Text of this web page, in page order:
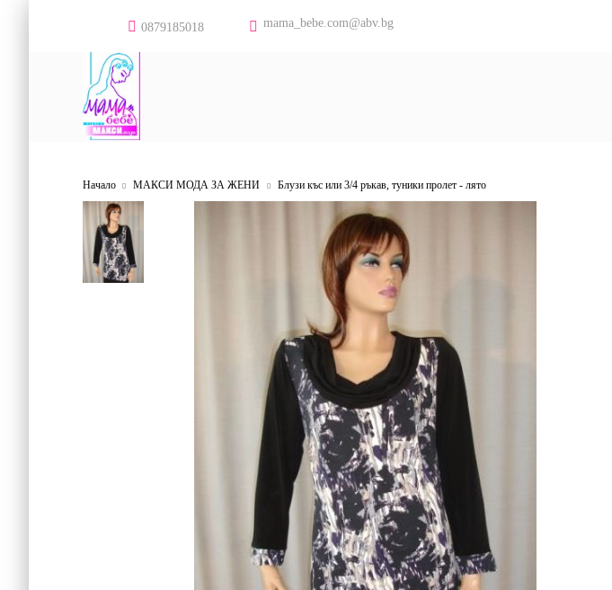
0879185018 mama_bebe.com@abv.bg
Начало МАКСИ МОДА ЗА ЖЕНИ Блузи къс или 3/4 ръкав, туники пролет - лято